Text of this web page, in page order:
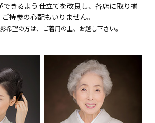
できるよう仕立てを改良し、各店に取り揃
持参の心配もいりません。
希望の方は、ご着用の上、お越し下さい。